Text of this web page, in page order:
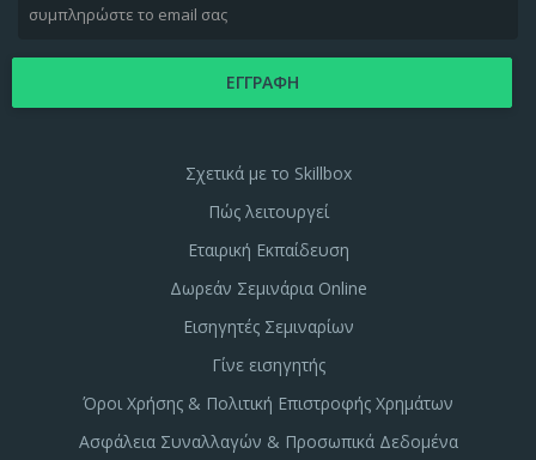
Σχετικά με το Skillbox
Πώς λειτουργεί
Εταιρική Εκπαίδευση
Δωρεάν Σεμινάρια Online
Εισηγητές Σεμιναρίων
Γίνε εισηγητής
Όροι Χρήσης & Πολιτική Επιστροφής Χρημάτων
Ασφάλεια Συναλλαγών & Προσωπικά Δεδομένα